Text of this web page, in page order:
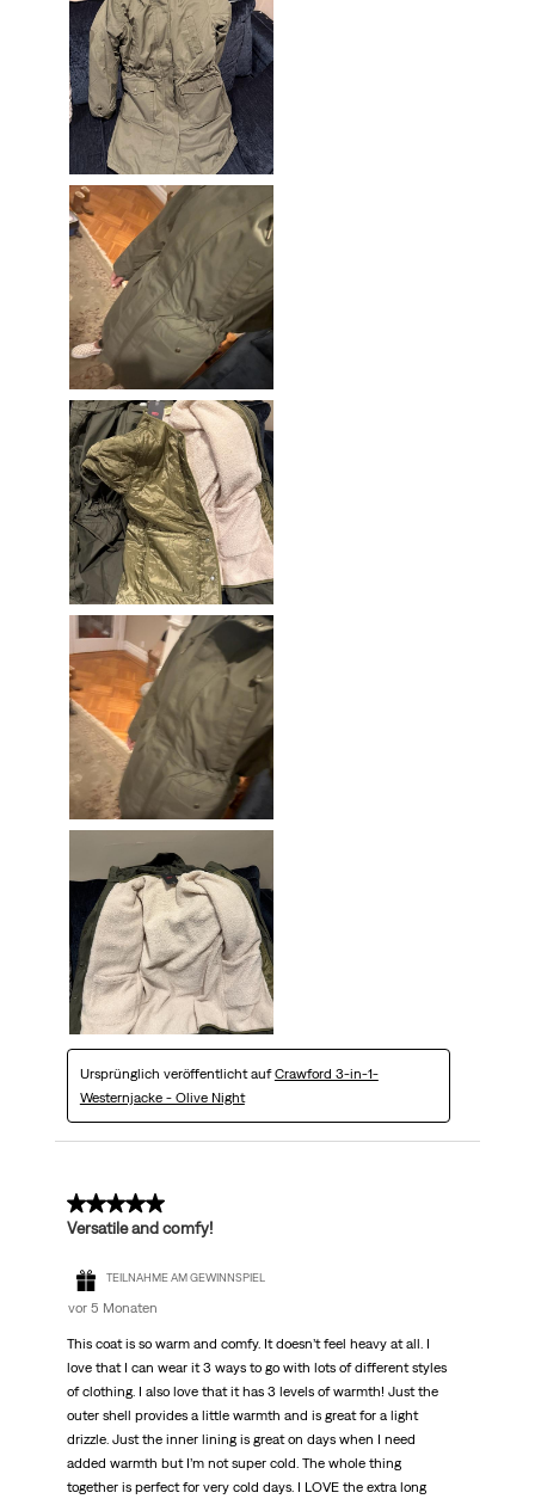
Ursprünglich veröffentlicht aufCrawford 3-in-1-
Westernjacke - Olive Night
5 von 5 Sternen.
Versatile and comfy!
TEILNAHME AM GEWINNSPIEL
vor 5 Monaten
This coat is so warm and comfy. It doesn’t feel heavy at all. I
love that I can wear it 3 ways to go with lots of different styles
of clothing. I also love that it has 3 levels of warmth! Just the
outer shell provides a little warmth and is great for a light
drizzle. Just the inner lining is great on days when I need
added warmth but I’m not super cold. The whole thing
together is perfect for very cold days. I LOVE the extra long